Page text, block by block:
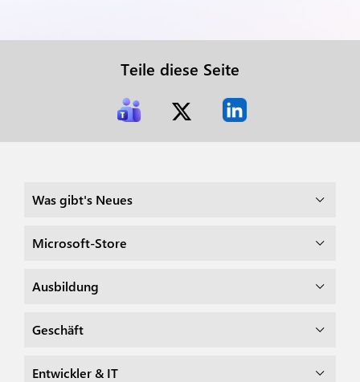
Teile diese Seite
Was gibt's Neues
Microsoft-Store
Ausbildung
Geschäft
Entwickler & IT